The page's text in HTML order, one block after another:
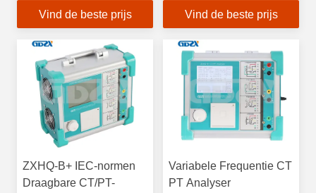
Vind de beste prijs
Vind de beste prijs
ZXHQ-B+ IEC-normen
Draagbare CT/PT-
Variabele Frequentie CT
PT Analyser